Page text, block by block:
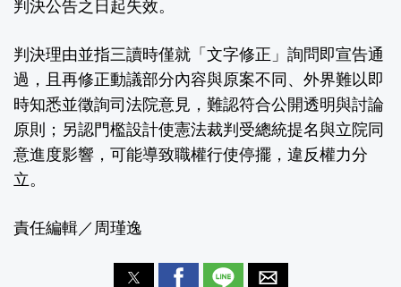
判決公告之日起失效。
判決理由並指三讀時僅就「文字修正」詢問即宣告通
過，且再修正動議部分內容與原案不同、外界難以即
時知悉並徵詢司法院意見，難認符合公開透明與討論
原則；另認門檻設計使憲法裁判受總統提名與立院同
意進度影響，可能導致職權行使停擺，違反權力分
立。
責任編輯／周瑾逸